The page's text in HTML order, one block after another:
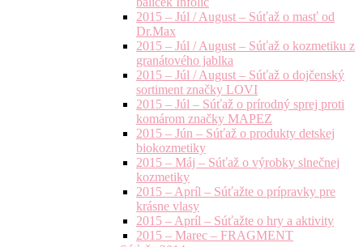
2015 – Júl / August – Súťaž o masť od
Dr.Max
2015 – Júl / August – Súťaž o kozmetiku z
granátového jablka
2015 – Júl / August – Súťaž o dojčenský
sortiment značky LOVI
2015 – Júl – Súťaž o prírodný sprej proti
komárom značky MAPEZ
2015 – Jún – Súťaž o produkty detskej
biokozmetiky
2015 – Máj – Súťaž o výrobky slnečnej
kozmetiky
2015 – Apríl – Súťažte o prípravky pre
krásne vlasy
2015 – Apríl – Súťažte o hry a aktivity
2015 – Marec – FRAGMENT